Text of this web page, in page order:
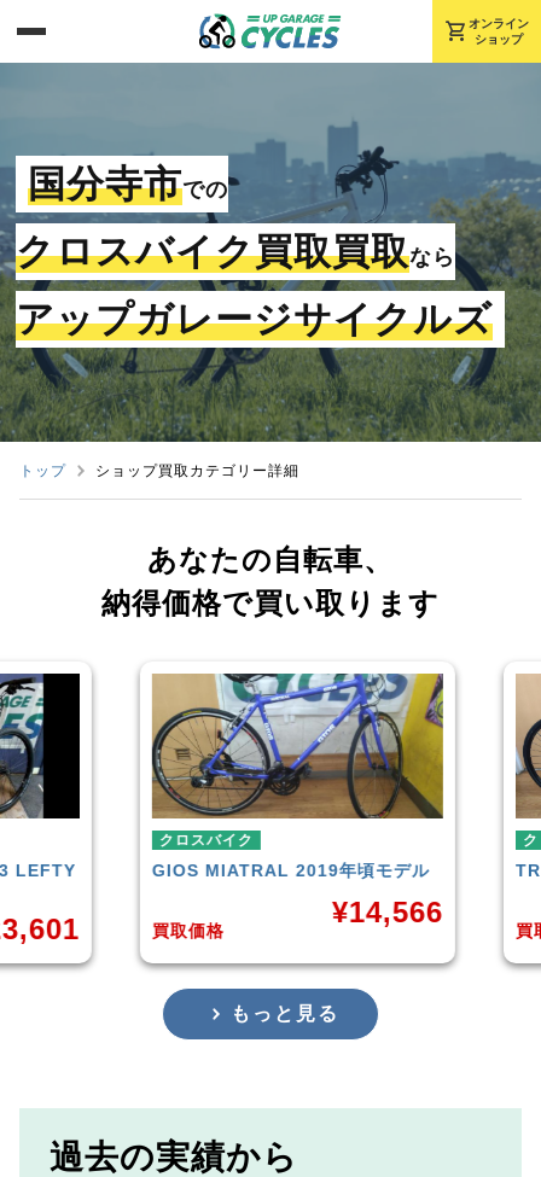
shopping_cart オンライン
ショップ
国分寺市での
クロスバイク買取買取なら
アップガレージサイクルズ
トップ ショップ買取カテゴリー詳細
あなたの自転車、
納得価格で買い取ります
クロスバイク
GIOSMIATRAL 2019年頃モデル
買取価格
14,566
クロ
買取
もっと見る
過去の実績から